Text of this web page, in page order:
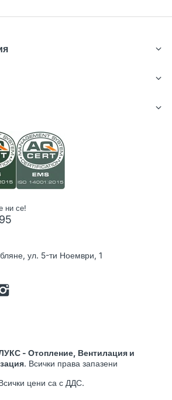
ни се!
ул. 5-ти Ноември, 1
- Отопление, Вентилация и
. Всички права запазени
цени са с ДДС.